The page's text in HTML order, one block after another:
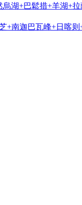
湖+巴鬆措+羊湖+拉
南迦巴瓦峰+日喀